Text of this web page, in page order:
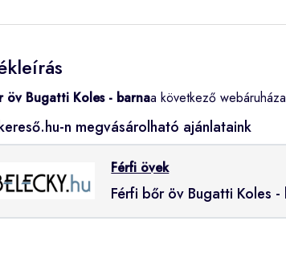
öv Bugatti Koles - barnaa következő
n megvásárolható ajánlataink
Férfi övek
Férfi bőr öv Bugatti Koles -